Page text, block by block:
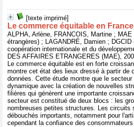
[texte imprimé]
Le commerce équitable en
ALPHA, Arlène, FRANCOIS, Martine ;
étrangères) ; LAGANDRÉ, Damien ;
coopération internationale et du
DES AFFAIRES ETRANGERES (MAE),
Le commerce équitable est en forte
montre cet état des lieux dressé à partir de
données. Cette étude montre que le
dynamique avec la création de nouvelles
filières qui génèrent une importante
secteur est constitué de deux blocs : les
nombreuses petites structures. Les circuits
débouchés importants, notamment pour
cependant la confiance des